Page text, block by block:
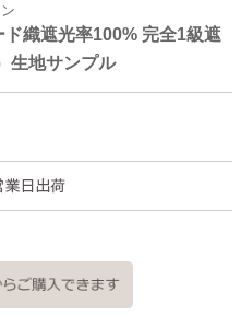
織遮光率100% 完全1級遮
生地サンプル